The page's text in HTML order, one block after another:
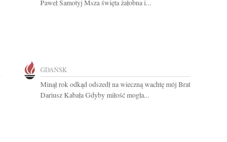
Paweł Samotyj Msza święta żałobna i...
GDAŃSK
Minął rok odkąd odszedł na wieczną wachtę mój Brat
Dariusz Kabała Gdyby miłość mogła...